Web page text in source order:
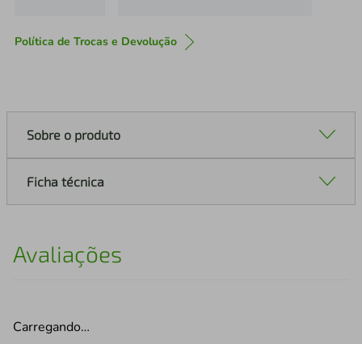
Política de Trocas e Devolução
Sobre o produto
Ficha técnica
Avaliações
Carregando…